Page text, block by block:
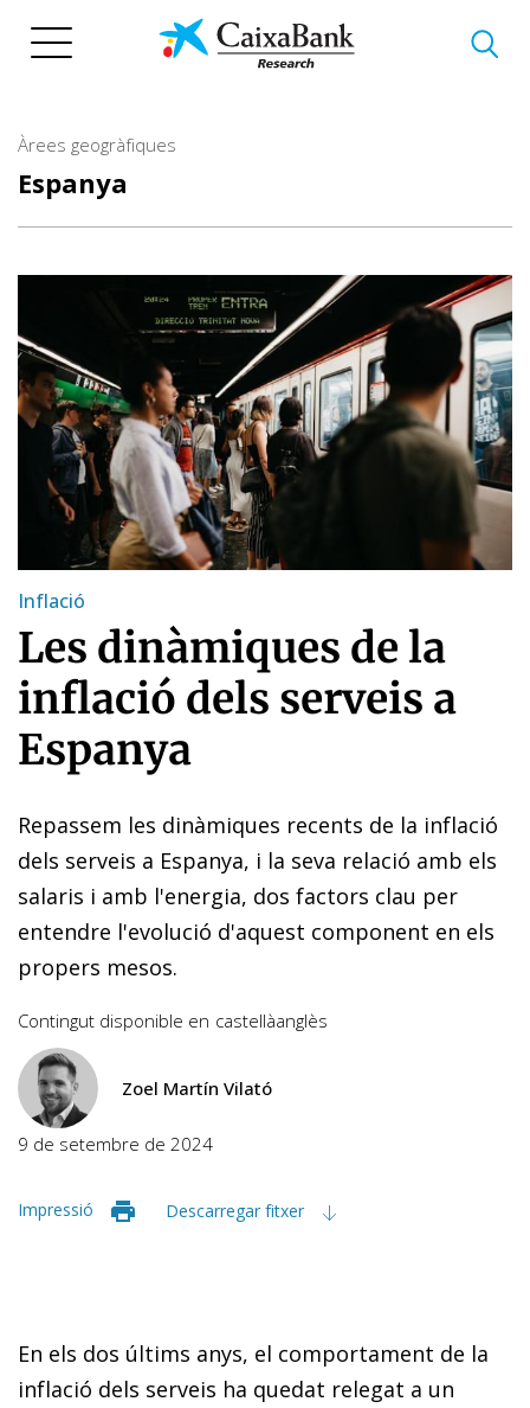
Àrees geogràfiques
Espanya
Inflació
Les dinàmiques de la
inflació dels serveis a
Espanya
Repassem les dinàmiques recents de la inflació
dels serveis a Espanya, i la seva relació amb els
salaris i amb l'energia, dos factors clau per
entendre l'evolució d'aquest component en els
propers mesos.
Contingut disponible en castellàanglès
Zoel Martín Vilató
9 de setembre de 2024
Impressió Descarregar fitxer
En els dos últims anys, el comportament de la
inflació dels serveis ha quedat relegat a un